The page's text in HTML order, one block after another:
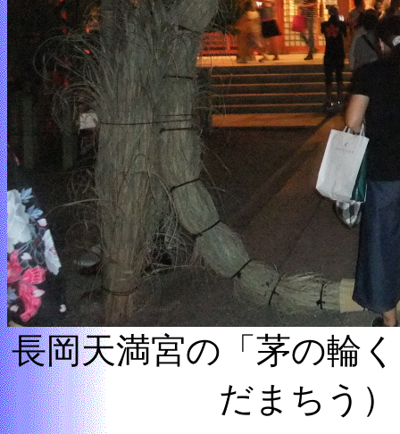
長岡天満宮の「茅の輪
だまちう